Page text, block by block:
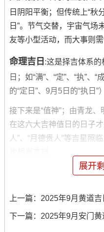
日阴阳平衡；但传统上“秋
日”。节气交替，宇宙气场
友等小型活动，而大事则
命理吉日 :这是择吉体系的
日；如“满”、“定”、“执”、
的“定日”、9月5日的“执日”
接下来是“值神”；由青龙
在这六大吉神值日的日子
人”、“月德贵人”等吉星照
：选择日子需考
于这些生肖的人办事。
展开
上一篇： 2025年9月黄道吉日装
下一篇： 2025年9月安门黄道吉